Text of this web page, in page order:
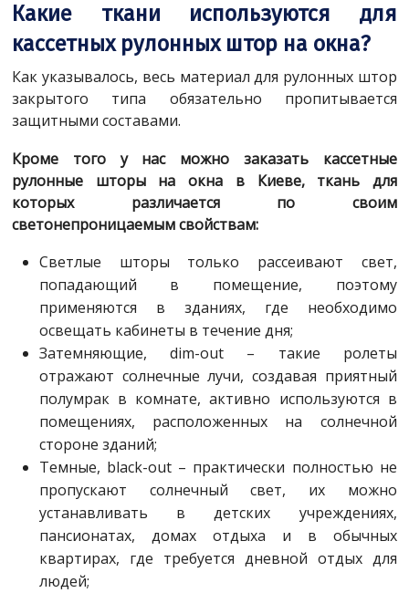
Какие ткани используются для
кассетных рулонных штор на окна?
Как указывалось, весь материал для рулонных штор
закрытого типа обязательно пропитывается
защитными составами.
Кроме того у нас можно заказать кассетные
рулонные шторы на окна​ в Киеве, ткань для
которых различается по своим
светонепроницаемым свойствам:
Светлые шторы только рассеивают свет,
попадающий в помещение, поэтому
применяются в зданиях, где необходимо
освещать кабинеты в течение дня;
Затемняющие, dim-out – такие ролеты
отражают солнечные лучи, создавая приятный
полумрак в комнате, активно используются в
помещениях, расположенных на солнечной
стороне зданий;
Темные, black-out – практически полностью не
пропускают солнечный свет, их можно
устанавливать в детских учреждениях,
пансионатах, домах отдыха и в обычных
квартирах, где требуется дневной отдых для
людей;